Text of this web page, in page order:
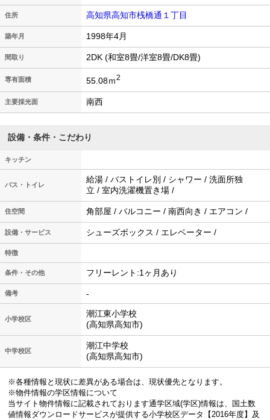
住所 高知県高知市桟橋通１丁目
築年月 1998年4月
間取り 2DK (和室8畳/洋室8畳/DK8畳)
専有面積 55.08ｍ2
主要採光面 南西
設備・条件・こだわり
キッチン
バス・トイレ
給湯 / バストイレ別 / シャワー / 洗面所独
立 / 室内洗濯機置き場 /
住空間 角部屋 / バルコニー / 南西向き / エアコン /
設備・サービス シューズボックス / エレベーター /
特徴
条件・その他 フリーレント:1ヶ月あり
備考 -
小学校区
潮江東小学校
(高知県高知市)
中学校区
潮江中学校
(高知県高知市)
※各種情報と現状に差異がある場合は、現状優先となります。
※物件情報の学区情報について
当サイト物件情報に記載されております通学区域(学区)情報は、国土数
値情報ダウンロードサービスが提供する小学校区データ【2016年度】及